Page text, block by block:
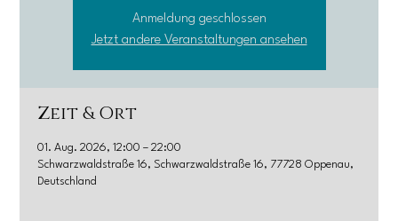
Anmeldung geschlossen
Jetzt andere Veranstaltungen ansehen
Zeit & Ort
01. Aug. 2026, 12:00 – 22:00
Schwarzwaldstraße 16, Schwarzwaldstraße 16, 77728 Oppenau,
Deutschland